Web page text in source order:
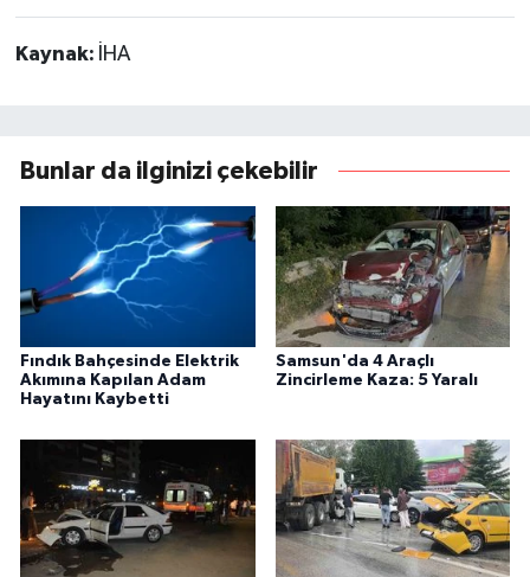
Kaynak: İHA
Bunlar da ilginizi çekebilir
Fındık Bahçesinde Elektrik
Akımına Kapılan Adam
Hayatını Kaybetti
Samsun'da 4 Araçlı
Zincirleme Kaza: 5 Yaralı